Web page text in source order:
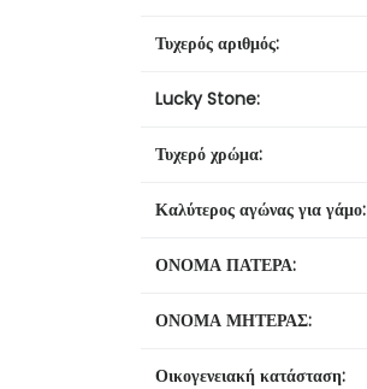
Τυχερός αριθμός:
Lucky Stone:
Τυχερό χρώμα:
Καλύτερος αγώνας για γάμο:
ΟΝΟΜΑ ΠΑΤΕΡΑ:
ΟΝΟΜΑ ΜΗΤΕΡΑΣ:
Οικογενειακή κατάσταση: